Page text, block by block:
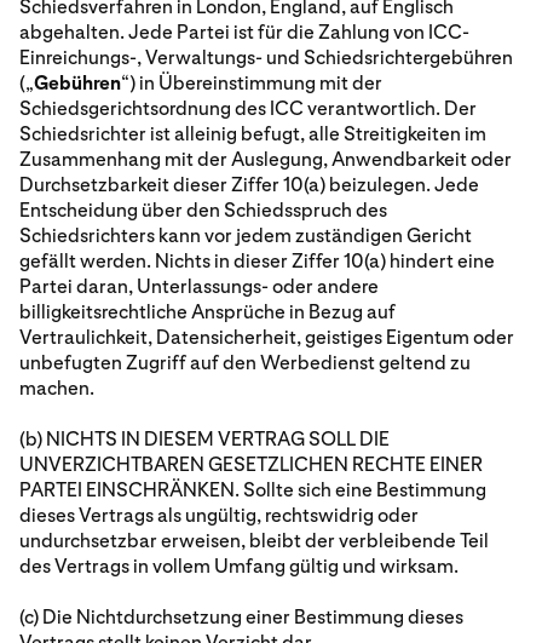
Schiedsverfahren in London, England, auf Englisch
abgehalten. Jede Partei ist für die Zahlung von ICC-
Einreichungs-, Verwaltungs- und Schiedsrichtergebühren
(„Gebühren“) in Übereinstimmung mit der
Schiedsgerichtsordnung des ICC verantwortlich. Der
Schiedsrichter ist alleinig befugt, alle Streitigkeiten im
Zusammenhang mit der Auslegung, Anwendbarkeit oder
Durchsetzbarkeit dieser Ziffer 10(a) beizulegen. Jede
Entscheidung über den Schiedsspruch des
Schiedsrichters kann vor jedem zuständigen Gericht
gefällt werden. Nichts in dieser Ziffer 10(a) hindert eine
Partei daran, Unterlassungs- oder andere
billigkeitsrechtliche Ansprüche in Bezug auf
Vertraulichkeit, Datensicherheit, geistiges Eigentum oder
unbefugten Zugriff auf den Werbedienst geltend zu
machen.
(b) NICHTS IN DIESEM VERTRAG SOLL DIE
UNVERZICHTBAREN GESETZLICHEN RECHTE EINER
PARTEI EINSCHRÄNKEN. Sollte sich eine Bestimmung
dieses Vertrags als ungültig, rechtswidrig oder
undurchsetzbar erweisen, bleibt der verbleibende Teil
des Vertrags in vollem Umfang gültig und wirksam.
(c) Die Nichtdurchsetzung einer Bestimmung dieses